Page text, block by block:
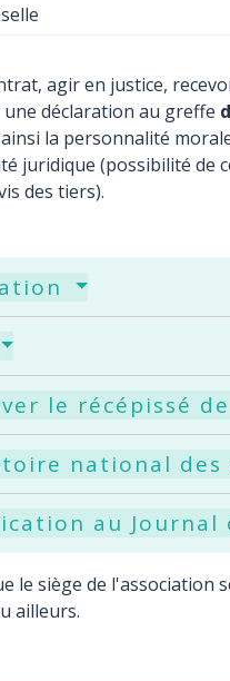
agir en justice,
déclaration au greffe
la personnalité
juridique (possibilité de
des tiers).
le récépissé
national des
au Journal
le siège de l'association
ailleurs.